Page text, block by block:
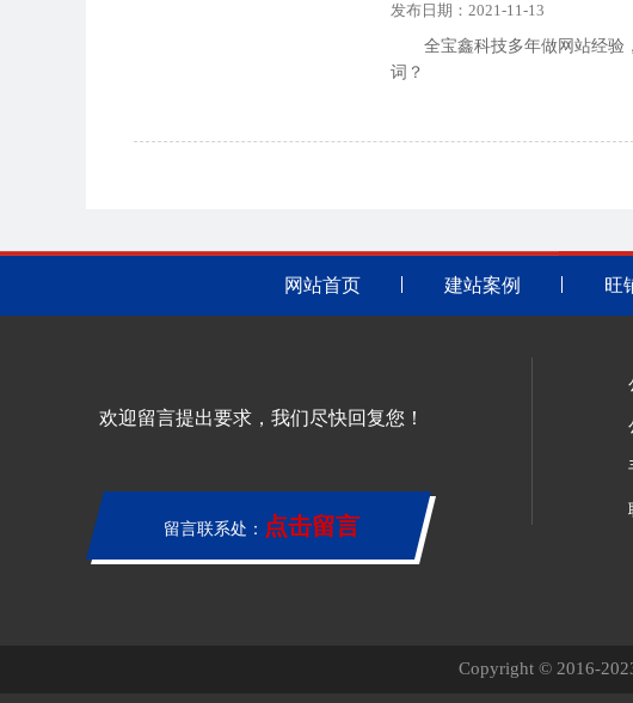
发布日期：2021-11-13
全宝鑫科技多年做网站经验
词？
网站首页 建站案例 旺
欢迎留言提出要求，我们尽快回复您！
留言联系处： 点击留言
Copyright © 2016-